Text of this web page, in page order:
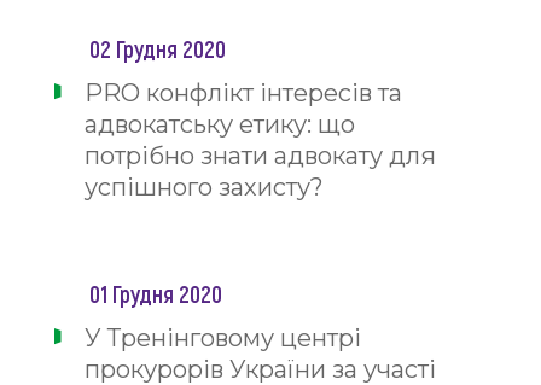
02 Грудня 2020
PRO конфлікт інтересів та
адвокатську етику: що
потрібно знати адвокату для
успішного захисту?
01 Грудня 2020
У Тренінговому центрі
прокурорів України за участі